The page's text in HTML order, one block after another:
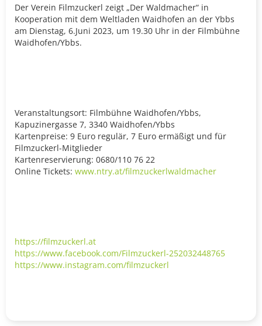
Der Verein Filmzuckerl zeigt „Der Waldmacher“ in
Kooperation mit dem Weltladen Waidhofen an der Ybbs
am Dienstag, 6.Juni 2023, um 19.30 Uhr in der Filmbühne
Waidhofen/Ybbs.
Veranstaltungsort: Filmbühne Waidhofen/Ybbs,
Kapuzinergasse 7, 3340 Waidhofen/Ybbs
Kartenpreise: 9 Euro regulär, 7 Euro ermäßigt und für
Filmzuckerl-Mitglieder
Kartenreservierung: 0680/110 76 22
Online Tickets: www.ntry.at/filmzuckerlwaldmacher
https://filmzuckerl.at
https://www.facebook.com/Filmzuckerl-252032448765
https://www.instagram.com/filmzuckerl